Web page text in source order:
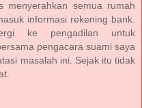
menyerahkan semua rumah
informasi rekening bank.
ke pengadilan untuk
pengacara suami saya
masalah ini. Sejak itu tidak